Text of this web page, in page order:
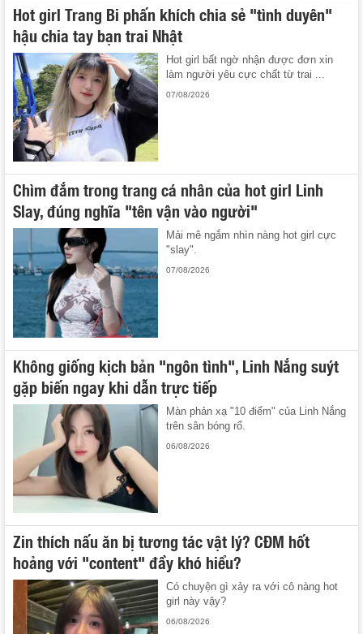
Hot girl Trang Bi phấn khích chia sẻ "tình duyên"
hậu chia tay bạn trai Nhật
Hot girl bất ngờ nhận được đơn xin
làm người yêu cực chất từ trai ...
07/08/2026
Chìm đắm trong trang cá nhân của hot girl Linh
Slay, đúng nghĩa "tên vận vào người"
Mải mê ngắm nhìn nàng hot girl cực
"slay".
07/08/2026
Không giống kịch bản "ngôn tình", Linh Nắng suýt
gặp biến ngay khi dẫn trực tiếp
Màn phản xạ "10 điểm" của Linh Nắng
trên sân bóng rổ.
06/08/2026
Zin thích nấu ăn bị tương tác vật lý? CĐM hốt
hoảng với "content" đầy khó hiểu?
Có chuyện gì xảy ra với cô nàng hot
girl này vậy?
06/08/2026